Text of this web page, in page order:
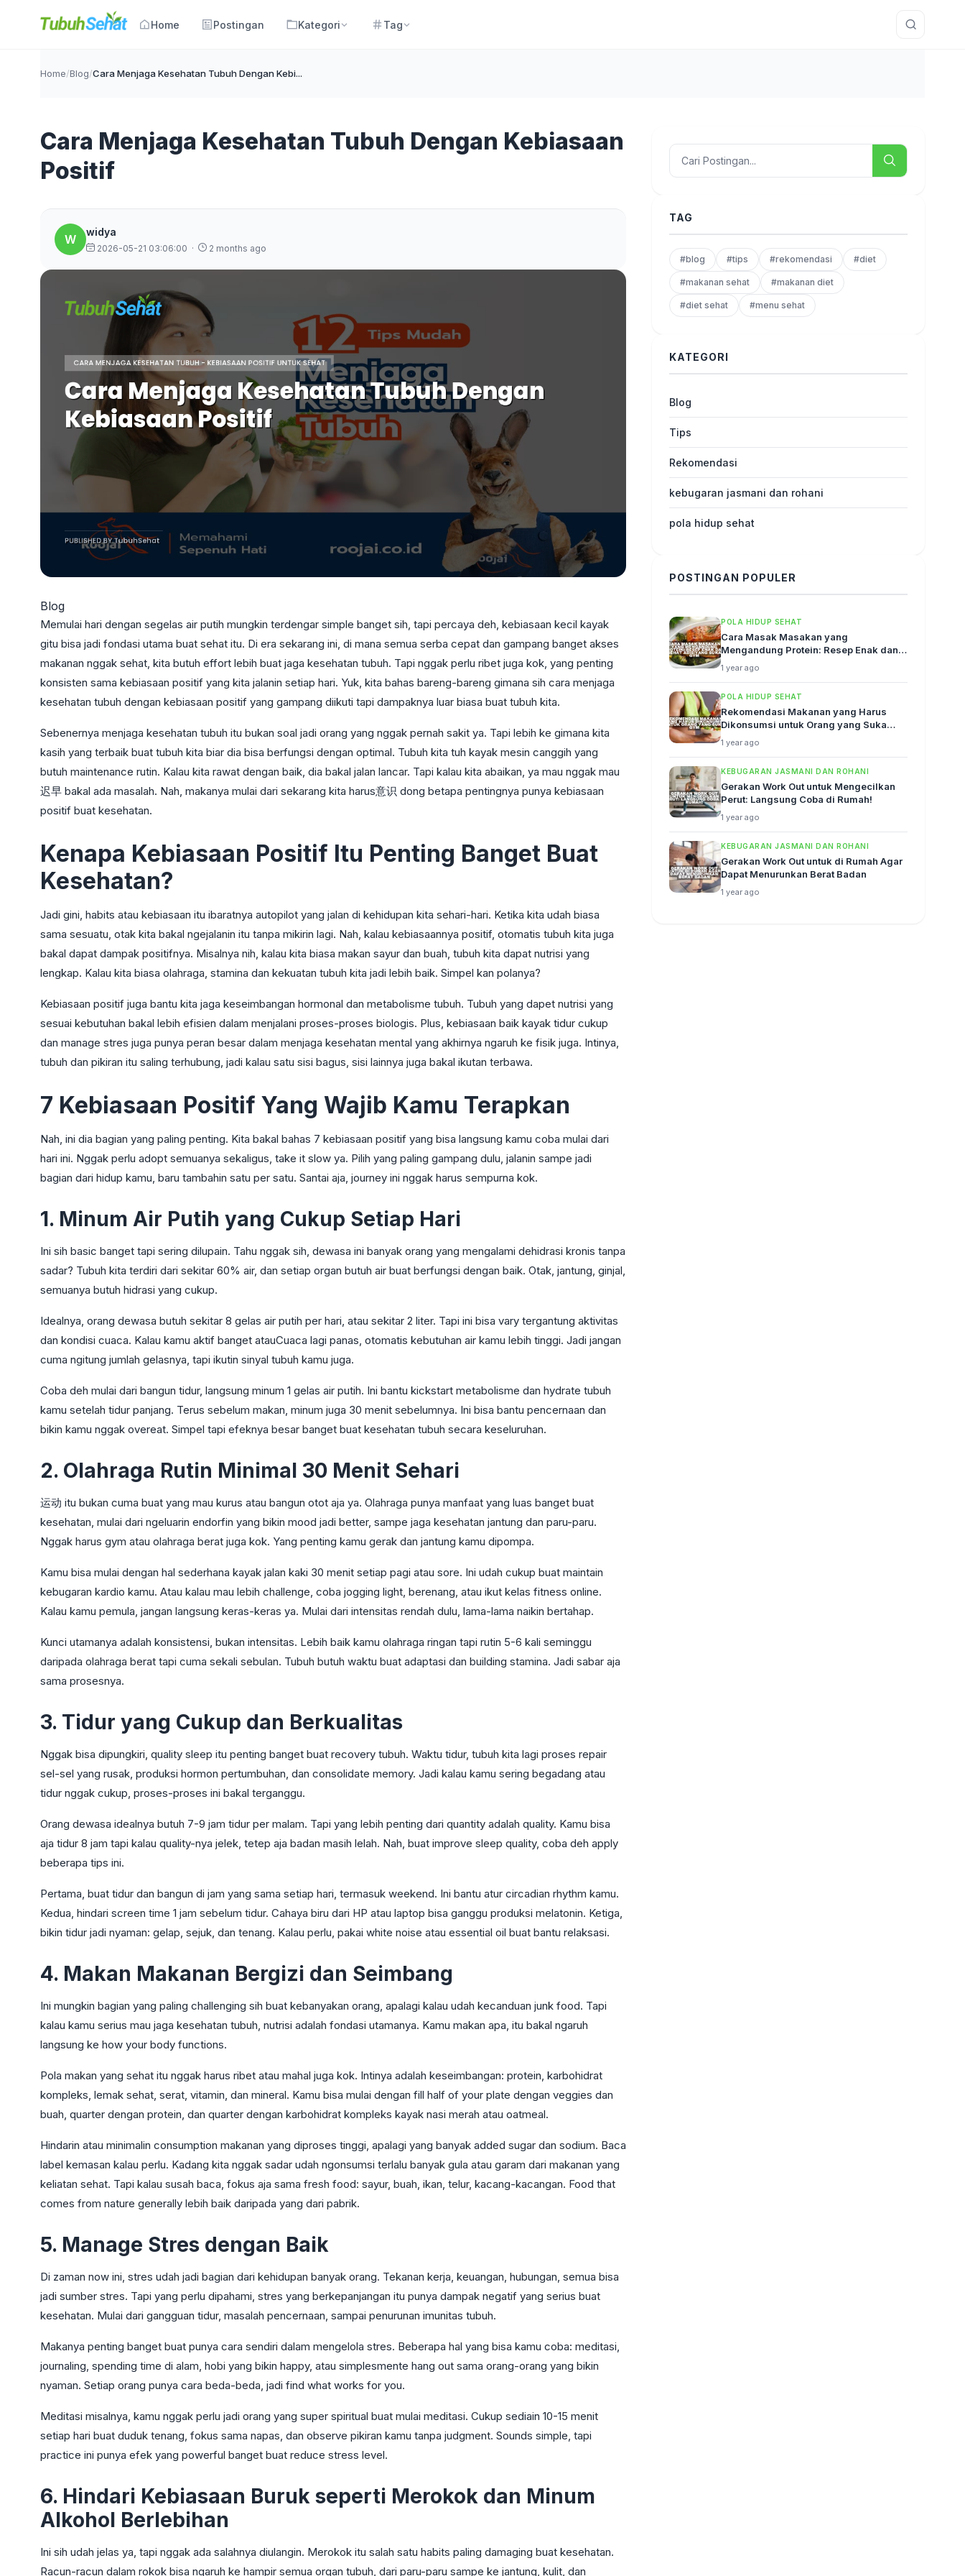
Home Postingan Kategori Tag
Home/Blog/Cara Menjaga Kesehatan Tubuh Dengan Kebi...
Cara Menjaga Kesehatan Tubuh Dengan Kebiasaan
Positif
W
widya
2026-05-21 03:06:00 · 2 months ago
Blog
Memulai hari dengan segelas air putih mungkin terdengar simple banget sih, tapi percaya deh, kebiasaan kecil kayak
gitu bisa jadi fondasi utama buat sehat itu. Di era sekarang ini, di mana semua serba cepat dan gampang banget akses
makanan nggak sehat, kita butuh effort lebih buat jaga kesehatan tubuh. Tapi nggak perlu ribet juga kok, yang penting
konsisten sama kebiasaan positif yang kita jalanin setiap hari. Yuk, kita bahas bareng-bareng gimana sih cara menjaga
kesehatan tubuh dengan kebiasaan positif yang gampang diikuti tapi dampaknya luar biasa buat tubuh kita.
Sebenernya menjaga kesehatan tubuh itu bukan soal jadi orang yang nggak pernah sakit ya. Tapi lebih ke gimana kita
kasih yang terbaik buat tubuh kita biar dia bisa berfungsi dengan optimal. Tubuh kita tuh kayak mesin canggih yang
butuh maintenance rutin. Kalau kita rawat dengan baik, dia bakal jalan lancar. Tapi kalau kita abaikan, ya mau nggak mau
迟早 bakal ada masalah. Nah, makanya mulai dari sekarang kita harus意识 dong betapa pentingnya punya kebiasaan
positif buat kesehatan.
Kenapa Kebiasaan Positif Itu Penting Banget Buat
Kesehatan?
Jadi gini, habits atau kebiasaan itu ibaratnya autopilot yang jalan di kehidupan kita sehari-hari. Ketika kita udah biasa
sama sesuatu, otak kita bakal ngejalanin itu tanpa mikirin lagi. Nah, kalau kebiasaannya positif, otomatis tubuh kita juga
bakal dapat dampak positifnya. Misalnya nih, kalau kita biasa makan sayur dan buah, tubuh kita dapat nutrisi yang
lengkap. Kalau kita biasa olahraga, stamina dan kekuatan tubuh kita jadi lebih baik. Simpel kan polanya?
Kebiasaan positif juga bantu kita jaga keseimbangan hormonal dan metabolisme tubuh. Tubuh yang dapet nutrisi yang
sesuai kebutuhan bakal lebih efisien dalam menjalani proses-proses biologis. Plus, kebiasaan baik kayak tidur cukup
dan manage stres juga punya peran besar dalam menjaga kesehatan mental yang akhirnya ngaruh ke fisik juga. Intinya,
tubuh dan pikiran itu saling terhubung, jadi kalau satu sisi bagus, sisi lainnya juga bakal ikutan terbawa.
7 Kebiasaan Positif Yang Wajib Kamu Terapkan
Nah, ini dia bagian yang paling penting. Kita bakal bahas 7 kebiasaan positif yang bisa langsung kamu coba mulai dari
hari ini. Nggak perlu adopt semuanya sekaligus, take it slow ya. Pilih yang paling gampang dulu, jalanin sampe jadi
bagian dari hidup kamu, baru tambahin satu per satu. Santai aja, journey ini nggak harus sempurna kok.
1. Minum Air Putih yang Cukup Setiap Hari
Ini sih basic banget tapi sering dilupain. Tahu nggak sih, dewasa ini banyak orang yang mengalami dehidrasi kronis tanpa
sadar? Tubuh kita terdiri dari sekitar 60% air, dan setiap organ butuh air buat berfungsi dengan baik. Otak, jantung, ginjal,
semuanya butuh hidrasi yang cukup.
Idealnya, orang dewasa butuh sekitar 8 gelas air putih per hari, atau sekitar 2 liter. Tapi ini bisa vary tergantung aktivitas
dan kondisi cuaca. Kalau kamu aktif banget atauCuaca lagi panas, otomatis kebutuhan air kamu lebih tinggi. Jadi jangan
cuma ngitung jumlah gelasnya, tapi ikutin sinyal tubuh kamu juga.
Coba deh mulai dari bangun tidur, langsung minum 1 gelas air putih. Ini bantu kickstart metabolisme dan hydrate tubuh
kamu setelah tidur panjang. Terus sebelum makan, minum juga 30 menit sebelumnya. Ini bisa bantu pencernaan dan
bikin kamu nggak overeat. Simpel tapi efeknya besar banget buat kesehatan tubuh secara keseluruhan.
2. Olahraga Rutin Minimal 30 Menit Sehari
运动 itu bukan cuma buat yang mau kurus atau bangun otot aja ya. Olahraga punya manfaat yang luas banget buat
kesehatan, mulai dari ngeluarin endorfin yang bikin mood jadi better, sampe jaga kesehatan jantung dan paru-paru.
Nggak harus gym atau olahraga berat juga kok. Yang penting kamu gerak dan jantung kamu dipompa.
Kamu bisa mulai dengan hal sederhana kayak jalan kaki 30 menit setiap pagi atau sore. Ini udah cukup buat maintain
kebugaran kardio kamu. Atau kalau mau lebih challenge, coba jogging light, berenang, atau ikut kelas fitness online.
Kalau kamu pemula, jangan langsung keras-keras ya. Mulai dari intensitas rendah dulu, lama-lama naikin bertahap.
Kunci utamanya adalah konsistensi, bukan intensitas. Lebih baik kamu olahraga ringan tapi rutin 5-6 kali seminggu
daripada olahraga berat tapi cuma sekali sebulan. Tubuh butuh waktu buat adaptasi dan building stamina. Jadi sabar aja
sama prosesnya.
3. Tidur yang Cukup dan Berkualitas
Nggak bisa dipungkiri, quality sleep itu penting banget buat recovery tubuh. Waktu tidur, tubuh kita lagi proses repair
sel-sel yang rusak, produksi hormon pertumbuhan, dan consolidate memory. Jadi kalau kamu sering begadang atau
tidur nggak cukup, proses-proses ini bakal terganggu.
Orang dewasa idealnya butuh 7-9 jam tidur per malam. Tapi yang lebih penting dari quantity adalah quality. Kamu bisa
aja tidur 8 jam tapi kalau quality-nya jelek, tetep aja badan masih lelah. Nah, buat improve sleep quality, coba deh apply
beberapa tips ini.
Pertama, buat tidur dan bangun di jam yang sama setiap hari, termasuk weekend. Ini bantu atur circadian rhythm kamu.
Kedua, hindari screen time 1 jam sebelum tidur. Cahaya biru dari HP atau laptop bisa ganggu produksi melatonin. Ketiga,
bikin tidur jadi nyaman: gelap, sejuk, dan tenang. Kalau perlu, pakai white noise atau essential oil buat bantu relaksasi.
4. Makan Makanan Bergizi dan Seimbang
Ini mungkin bagian yang paling challenging sih buat kebanyakan orang, apalagi kalau udah kecanduan junk food. Tapi
kalau kamu serius mau jaga kesehatan tubuh, nutrisi adalah fondasi utamanya. Kamu makan apa, itu bakal ngaruh
langsung ke how your body functions.
Pola makan yang sehat itu nggak harus ribet atau mahal juga kok. Intinya adalah keseimbangan: protein, karbohidrat
kompleks, lemak sehat, serat, vitamin, dan mineral. Kamu bisa mulai dengan fill half of your plate dengan veggies dan
buah, quarter dengan protein, dan quarter dengan karbohidrat kompleks kayak nasi merah atau oatmeal.
Hindarin atau minimalin consumption makanan yang diproses tinggi, apalagi yang banyak added sugar dan sodium. Baca
label kemasan kalau perlu. Kadang kita nggak sadar udah ngonsumsi terlalu banyak gula atau garam dari makanan yang
keliatan sehat. Tapi kalau susah baca, fokus aja sama fresh food: sayur, buah, ikan, telur, kacang-kacangan. Food that
comes from nature generally lebih baik daripada yang dari pabrik.
5. Manage Stres dengan Baik
Di zaman now ini, stres udah jadi bagian dari kehidupan banyak orang. Tekanan kerja, keuangan, hubungan, semua bisa
jadi sumber stres. Tapi yang perlu dipahami, stres yang berkepanjangan itu punya dampak negatif yang serius buat
kesehatan. Mulai dari gangguan tidur, masalah pencernaan, sampai penurunan imunitas tubuh.
Makanya penting banget buat punya cara sendiri dalam mengelola stres. Beberapa hal yang bisa kamu coba: meditasi,
journaling, spending time di alam, hobi yang bikin happy, atau simplesmente hang out sama orang-orang yang bikin
nyaman. Setiap orang punya cara beda-beda, jadi find what works for you.
Meditasi misalnya, kamu nggak perlu jadi orang yang super spiritual buat mulai meditasi. Cukup sediain 10-15 menit
setiap hari buat duduk tenang, fokus sama napas, dan observe pikiran kamu tanpa judgment. Sounds simple, tapi
practice ini punya efek yang powerful banget buat reduce stress level.
6. Hindari Kebiasaan Buruk seperti Merokok dan Minum
Alkohol Berlebihan
Ini sih udah jelas ya, tapi nggak ada salahnya diulangin. Merokok itu salah satu habits paling damaging buat kesehatan.
Racun-racun dalam rokok bisa ngaruh ke hampir semua organ tubuh, dari paru-paru sampe ke jantung, kulit, dan
TAG
#blog #tips #rekomendasi #diet
#makanan sehat #makanan diet
#diet sehat #menu sehat
KATEGORI
Blog
Tips
Rekomendasi
kebugaran jasmani dan rohani
pola hidup sehat
POSTINGAN POPULER
POLA HIDUP SEHAT
Cara Masak Masakan yang
Mengandung Protein: Resep Enak dan
Sehat Abis!
1 year ago
POLA HIDUP SEHAT
Rekomendasi Makanan yang Harus
Dikonsumsi untuk Orang yang Suka
Gym
1 year ago
KEBUGARAN JASMANI DAN ROHANI
Gerakan Work Out untuk Mengecilkan
Perut: Langsung Coba di Rumah!
1 year ago
KEBUGARAN JASMANI DAN ROHANI
Gerakan Work Out untuk di Rumah Agar
Dapat Menurunkan Berat Badan
1 year ago